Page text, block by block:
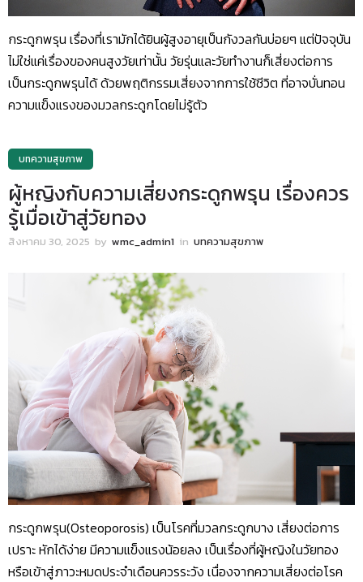
กระดูกพรุน เรื่องที่เรามักได้ยินผู้สูงอายุเป็นกังวลกันบ่อยๆ แต่ปัจจุบัน
ไม่ใช่แค่เรื่องของคนสูงวัยเท่านั้น วัยรุ่นและวัยทำงานก็เสี่ยงต่อการ
เป็นกระดูกพรุนได้ ด้วยพฤติกรรมเสี่ยงจากการใช้ชีวิต ที่อาจบั่นทอน
ความแข็งแรงของมวลกระดูกโดยไม่รู้ตัว
บทความสุขภาพ
ผู้หญิงกับความเสี่ยงกระดูกพรุน เรื่องควร
รู้เมื่อเข้าสู่วัยทอง
สิงหาคม 30, 2025 by wmc_admin1 in บทความสุขภาพ
กระดูกพรุน(Osteoporosis) เป็นโรคที่มวลกระดูกบาง เสี่ยงต่อการ
เปราะ หักได้ง่าย มีความแข็งแรงน้อยลง เป็นเรื่องที่ผู้หญิงในวัยทอง
หรือเข้าสู่ภาวะหมดประจำเดือนควรระวัง เนื่องจากความเสี่ยงต่อโรค